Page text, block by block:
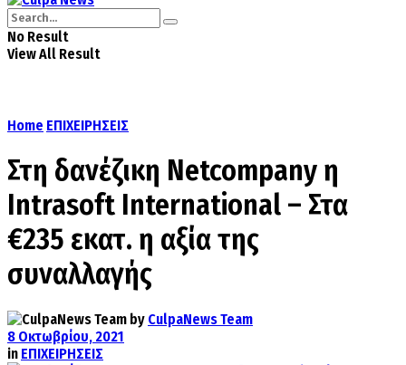
No Result
View All Result
Home ΕΠΙΧΕΙΡΗΣΕΙΣ
Στη δανέζικη Netcompany η
Intrasoft International – Στα
€235 εκατ. η αξία της
συναλλαγής
by CulpaNews Team
8 Οκτωβρίου, 2021
in ΕΠΙΧΕΙΡΗΣΕΙΣ